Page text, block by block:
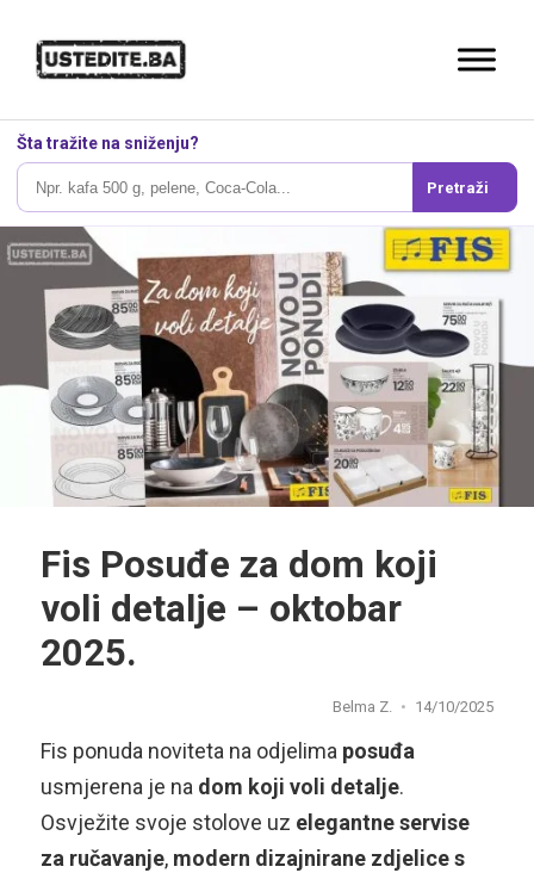
Šta tražite na sniženju?
Pretraži
Fis Posuđe za dom koji
voli detalje – oktobar
2025.
Belma Z. 14/10/2025
Fis ponuda noviteta na odjelima posuđa
usmjerena je na dom koji voli detalje.
Osvježite svoje stolove uz elegantne servise
za ručavanje, modern dizajnirane zdjelice s